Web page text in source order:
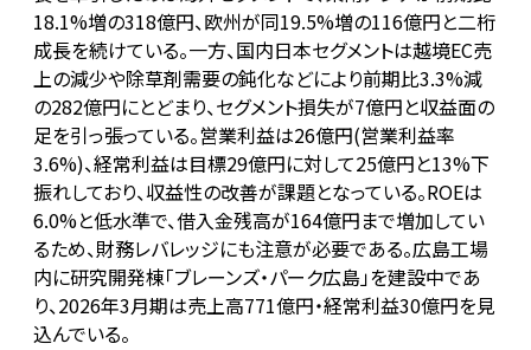
18.1%増の318億円、欧州が同19.5%増の116億円と二桁
成長を続けている。一方、国内日本セグメントは越境EC売
上の減少や除草剤需要の鈍化などにより前期比3.3%減
の282億円にとどまり、セグメント損失が7億円と収益面の
足を引っ張っている。営業利益は26億円(営業利益率
3.6%)、経常利益は目標29億円に対して25億円と13%下
振れしており、収益性の改善が課題となっている。ROEは
6.0%と低水準で、借入金残高が164億円まで増加してい
るため、財務レバレッジにも注意が必要である。広島工場
内に研究開発棟「ブレーンズ・パーク広島」を建設中であ
り、2026年3月期は売上高771億円・経常利益30億円を見
込んでいる。